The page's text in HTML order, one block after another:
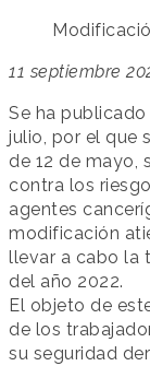
11 septiembre
Se ha
julio, por el que
de 12 de mayo,
contra los
agentes
modificación
llevar a cabo la
del año 2022.
El objeto de
de los
su seguridad